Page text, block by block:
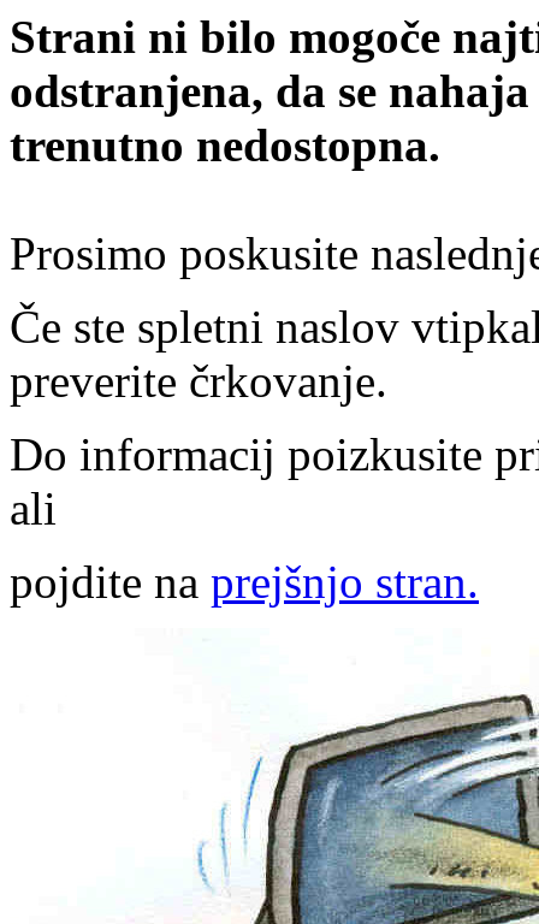
Strani ni bilo mogoče
odstranjena, da se
trenutno nedostopna.
Prosimo poskusite
Če ste spletni naslov
preverite črkovanje.
Do informacij poizkusite
ali
pojdite na prejšnjo stran.